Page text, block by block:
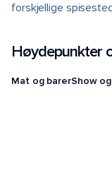
forskjellige
Høydepunkter
Mat og barerShow